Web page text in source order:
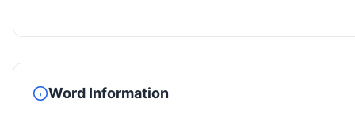
Word Information